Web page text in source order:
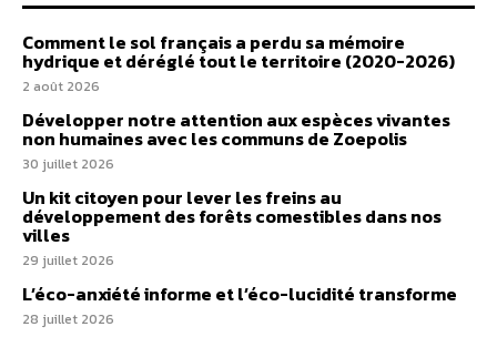
Comment le sol français a perdu sa mémoire
hydrique et déréglé tout le territoire (2020-2026)
2 août 2026
Développer notre attention aux espèces vivantes
non humaines avec les communs de Zoepolis
30 juillet 2026
Un kit citoyen pour lever les freins au
développement des forêts comestibles dans nos
villes
29 juillet 2026
L’éco-anxiété informe et l’éco-lucidité transforme
28 juillet 2026